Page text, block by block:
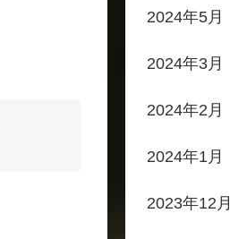
2024年5月
2024年3月
2024年2月
2024年1月
2023年12月